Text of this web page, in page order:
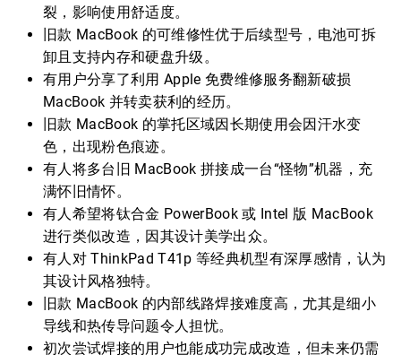
裂，影响使用舒适度。
旧款 MacBook 的可维修性优于后续型号，电池可拆
卸且支持内存和硬盘升级。
有用户分享了利用 Apple 免费维修服务翻新破损
MacBook 并转卖获利的经历。
旧款 MacBook 的掌托区域因长期使用会因汗水变
色，出现粉色痕迹。
有人将多台旧 MacBook 拼接成一台“怪物”机器，充
满怀旧情怀。
有人希望将钛合金 PowerBook 或 Intel 版 MacBook
进行类似改造，因其设计美学出众。
有人对 ThinkPad T41p 等经典机型有深厚感情，认为
其设计风格独特。
旧款 MacBook 的内部线路焊接难度高，尤其是细小
导线和热传导问题令人担忧。
初次尝试焊接的用户也能成功完成改造，但未来仍需